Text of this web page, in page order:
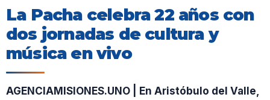
La Pacha celebra 22 años con
dos jornadas de cultura y
música en vivo
AGENCIAMISIONES.UNO | En Aristóbulo del Valle,